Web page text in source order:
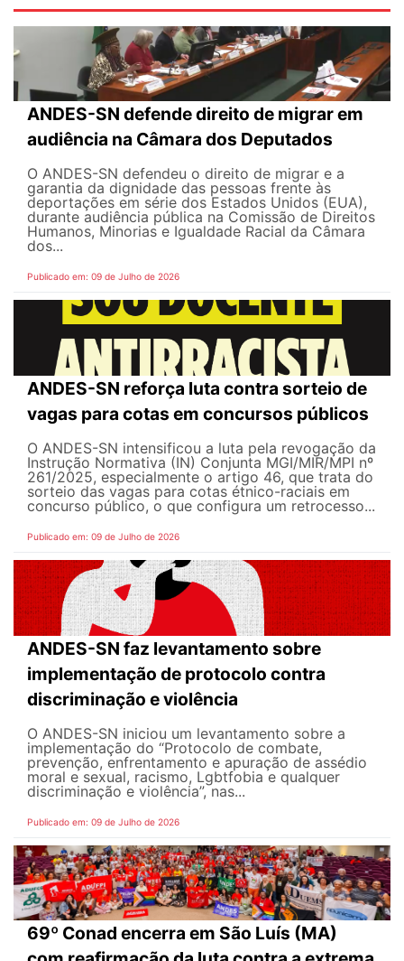
ANDES-SN defende direito de migrar em
audiência na Câmara dos Deputados
O ANDES-SN defendeu o direito de migrar e a
garantia da dignidade das pessoas frente às
deportações em série dos Estados Unidos (EUA),
durante audiência pública na Comissão de Direitos
Humanos, Minorias e Igualdade Racial da Câmara
dos...
Publicado em: 09 de Julho de 2026
ANDES-SN reforça luta contra sorteio de
vagas para cotas em concursos públicos
O ANDES-SN intensificou a luta pela revogação da
Instrução Normativa (IN) Conjunta MGI/MIR/MPI nº
261/2025, especialmente o artigo 46, que trata do
sorteio das vagas para cotas étnico-raciais em
concurso público, o que configura um retrocesso...
Publicado em: 09 de Julho de 2026
ANDES-SN faz levantamento sobre
implementação de protocolo contra
discriminação e violência
O ANDES-SN iniciou um levantamento sobre a
implementação do “Protocolo de combate,
prevenção, enfrentamento e apuração de assédio
moral e sexual, racismo, Lgbtfobia e qualquer
discriminação e violência”, nas...
Publicado em: 09 de Julho de 2026
69º Conad encerra em São Luís (MA)